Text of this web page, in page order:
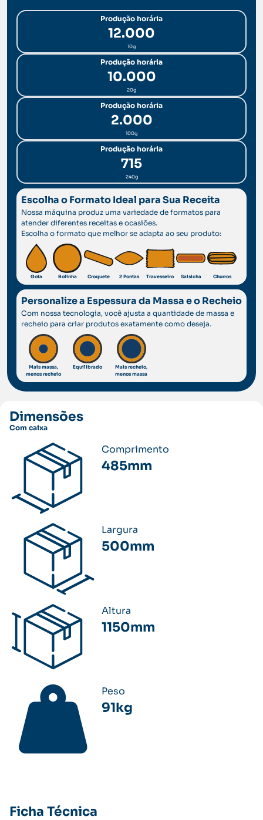
Produção horária
12.000
10g
Produção horária
10.000
20g
Produção horária
2.000
100g
Produção horária
715
240g
Escolha o Formato Ideal para Sua Receita
Nossa máquina produz uma variedade de formatos para
atender diferentes receitas e ocasiões.
Escolha o formato que melhor se adapta ao seu produto:
Gota Bolinha Croquete 2 Pontas Travesseiro Salsicha Churros
Personalize a Espessura da Massa e o Recheio
Com nossa tecnologia, você ajusta a quantidade de massa e
recheio para criar produtos exatamente como deseja.
Mais massa,
menos recheio
Equilibrado
Mais recheio,
menos massa
Dimensões
Com caixa
Comprimento
485mm
Largura
500mm
Altura
1150mm
Peso
91kg
Ficha Técnica